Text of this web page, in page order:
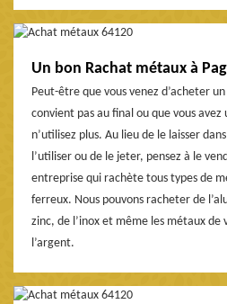
Un bon Rachat métaux à
Peut-être que vous venez d’acheter
convient pas au final ou que vous avez
n’utilisez plus. Au lieu de le laisser
l’utiliser ou de le jeter, pensez à le
entreprise qui rachète tous types de
ferreux. Nous pouvons racheter de
zinc, de l’inox et même les métaux de
l’argent.